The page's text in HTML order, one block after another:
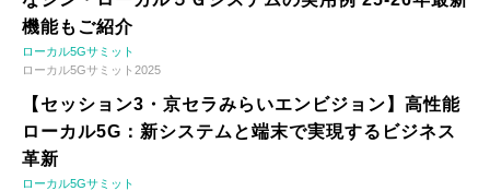
機能もご紹介
ローカル5Gサミット
ローカル5Gサミット2025
【セッション3・京セラみらいエンビジョン】高性能
ローカル5G：新システムと端末で実現するビジネス
革新
ローカル5Gサミット